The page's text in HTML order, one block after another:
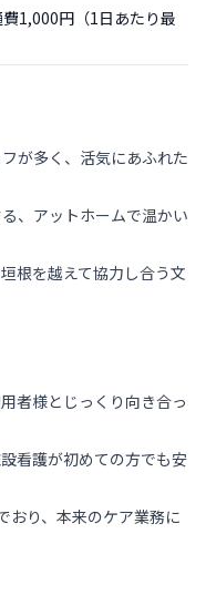
1,000円（1日あたり最
が多く、活気にあふれた
、アットホームで温かい
根を越えて協力し合う文
者様とじっくり向き合っ
看護が初めての方でも安
おり、本来のケア業務に